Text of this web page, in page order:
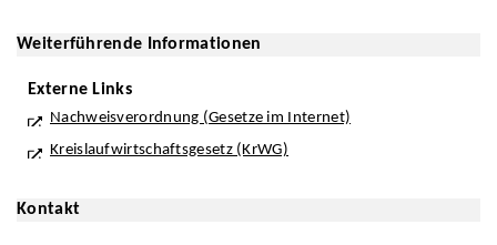
Weiterführende Informationen
Externe Links
Nachweisverordnung (Gesetze im Internet)
Kreislaufwirtschaftsgesetz (KrWG)
Kontakt